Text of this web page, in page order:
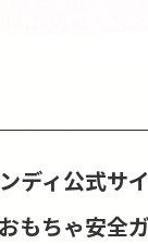
ディ公式サ
もちゃ安全